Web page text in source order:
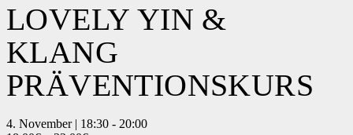
LOVELY YIN &
KLANG
PRÄVENTIONSKURS
4. November | 18:30 - 20:00